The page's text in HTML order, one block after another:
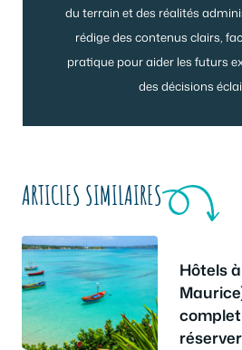
du terrain et des réalités
rédige des contenus clairs,
pratique pour aider les futurs
des décisions
ARTICLES SIMILAIRES
Hôtels